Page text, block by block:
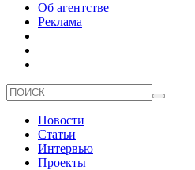
Об агентстве
Реклама
Новости
Статьи
Интервью
Проекты